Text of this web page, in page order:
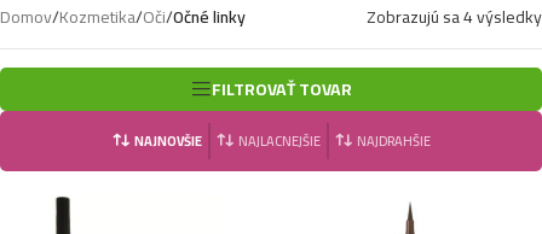
Domov/Kozmetika/Oči/Očné linky Zobrazujú sa 4 výsledky
FILTROVAŤ TOVAR
NAJNOVŠIE NAJLACNEJŠIE NAJDRAHŠIE